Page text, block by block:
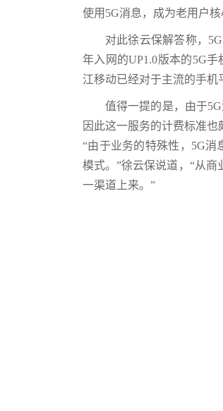
使用5G消息，成为老用户核
对此徐云保解答称，
年入网的UP1.0版本的5G
江移动已经对于主流的手机
值得一提的是，由于
因此这一服务的计费标准也
“由于业务的特殊性，5G
模式。”徐云保说道，“从
一渠道上来。”